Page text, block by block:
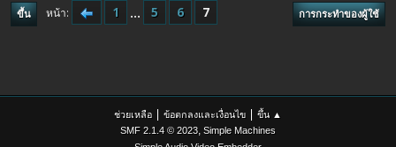
ขึ้น หน้า 1 ... 5 6 7 การกระทำของผู้ใช้
ช่วยเหลือ | ข้อตกลงและเงื่อนไข | ขึ้น ▲
SMF 2.1.4 © 2023, Simple Machines